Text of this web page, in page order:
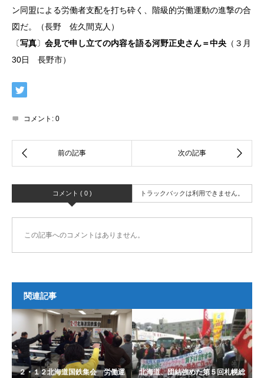
ン同盟による労働者支配を打ち砕く、階級的労働運動の進撃の合
図だ。（長野 佐久間克人）
〔写真〕 会見で申し立ての内容を語る河野正史さん＝中央 （３月
30日 長野市）
コメント: 0
コメント ( 0 ) トラックバックは利用できません。
この記事へのコメントはありません。
関連記事
２・１２北海道国鉄集会 労働運
北海道、団結強めた第５回札幌総